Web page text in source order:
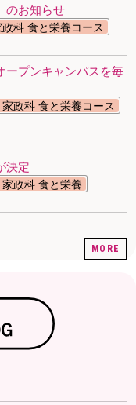
のお知らせ
科 食と栄養コース
ープンキャンパスを毎
家政科 食と栄養コース
決定
家政科 食と栄養
MORE